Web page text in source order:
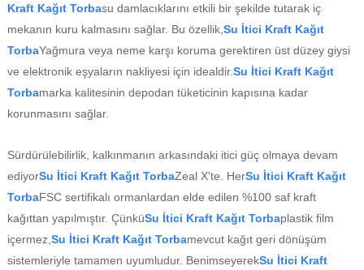
Kraft Kağıt Torbasu damlacıklarını etkili bir şekilde tutarak iç
mekanın kuru kalmasını sağlar. Bu özellik, Su İtici Kraft Kağıt
TorbaYağmura veya neme karşı koruma gerektiren üst düzey giysi
ve elektronik eşyaların nakliyesi için idealdir.Su İtici Kraft Kağıt
Torbamarka kalitesinin depodan tüketicinin kapısına kadar
korunmasını sağlar.
Sürdürülebilirlik, kalkınmanın arkasındaki itici güç olmaya devam
ediyorSu İtici Kraft Kağıt TorbaZeal X'te. HerSu İtici Kraft Kağıt
TorbaFSC sertifikalı ormanlardan elde edilen %100 saf kraft
kağıttan yapılmıştır. ÇünküSu İtici Kraft Kağıt Torbaplastik film
içermez, Su İtici Kraft Kağıt Torbamevcut kağıt geri dönüşüm
sistemleriyle tamamen uyumludur. BenimseyerekSu İtici Kraft